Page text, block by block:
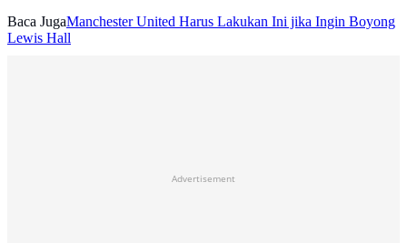
Baca JugaManchester United Harus Lakukan Ini jika Ingin Boyong
Lewis Hall
Advertisement